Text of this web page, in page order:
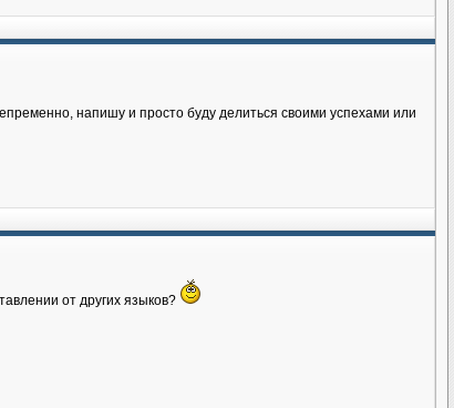
напишу и просто буду делиться своими успехами или
от других языков?